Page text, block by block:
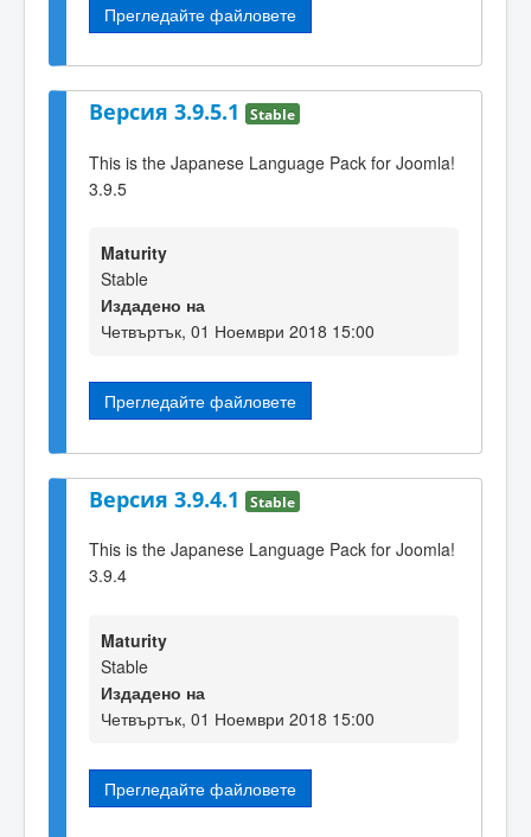
Прегледайте файловете
Версия 3.9.5.1 Stable
This is the Japanese Language Pack for Joomla!
3.9.5
Maturity
Stable
Издадено на
Четвъртък, 01 Ноември 2018 15:00
Прегледайте файловете
Версия 3.9.4.1 Stable
This is the Japanese Language Pack for Joomla!
3.9.4
Maturity
Stable
Издадено на
Четвъртък, 01 Ноември 2018 15:00
Прегледайте файловете